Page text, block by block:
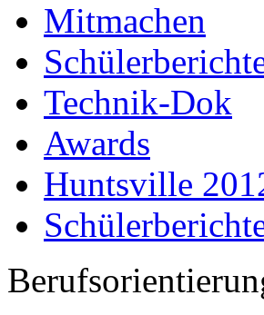
Mitmachen
Technik-Dok
Awards
Huntsville